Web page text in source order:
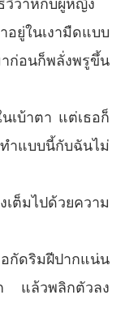
วิวาห์กับผู้หญิง
ยู่ในเงามืดแบบ
ก่อนก็พลั่งพรูขึ้น
เบ้าตา แต่เธอก็
ำแบบนี้กับฉันไม่
เต็มไปด้วยความ
ดริมฝีปากแน่น
ก แล้วพลิกตัวลง